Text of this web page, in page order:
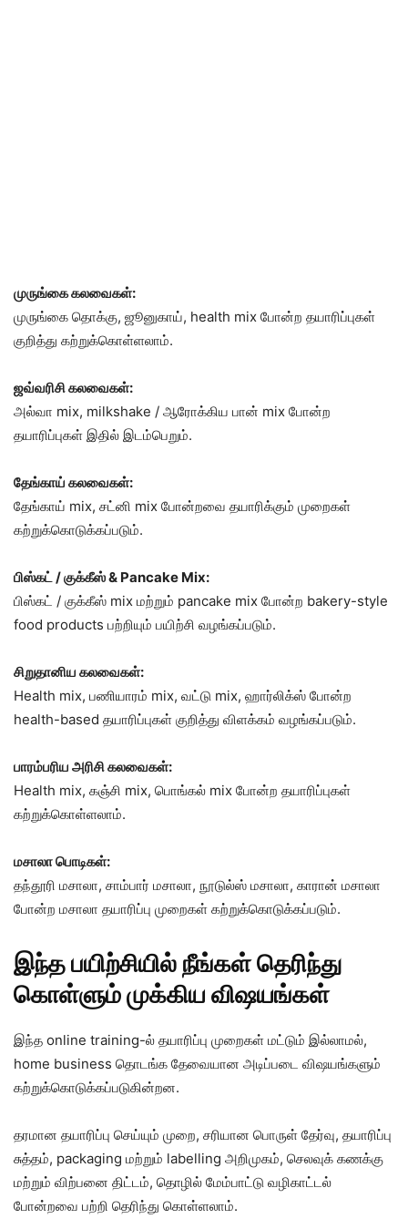
முருங்கை கலவைகள்:
முருங்கை தொக்கு, ஜூனுகாய், health mix போன்ற தயாரிப்புகள்
குறித்து கற்றுக்கொள்ளலாம்.
ஜவ்வரிசி கலவைகள்:
அல்வா mix, milkshake / ஆரோக்கிய பான் mix போன்ற
தயாரிப்புகள் இதில் இடம்பெறும்.
தேங்காய் கலவைகள்:
தேங்காய் mix, சட்னி mix போன்றவை தயாரிக்கும் முறைகள்
கற்றுக்கொடுக்கப்படும்.
பிஸ்கட் / குக்கீஸ் & Pancake Mix:
பிஸ்கட் / குக்கீஸ் mix மற்றும் pancake mix போன்ற bakery-style
food products பற்றியும் பயிற்சி வழங்கப்படும்.
சிறுதானிய கலவைகள்:
Health mix, பணியாரம் mix, வட்டு mix, ஹார்லிக்ஸ் போன்ற
health-based தயாரிப்புகள் குறித்து விளக்கம் வழங்கப்படும்.
பாரம்பரிய அரிசி கலவைகள்:
Health mix, கஞ்சி mix, பொங்கல் mix போன்ற தயாரிப்புகள்
கற்றுக்கொள்ளலாம்.
மசாலா பொடிகள்:
தந்தூரி மசாலா, சாம்பார் மசாலா, நூடுல்ஸ் மசாலா, காரான் மசாலா
போன்ற மசாலா தயாரிப்பு முறைகள் கற்றுக்கொடுக்கப்படும்.
இந்த பயிற்சியில் நீங்கள் தெரிந்து
கொள்ளும் முக்கிய விஷயங்கள்
இந்த online training-ல் தயாரிப்பு முறைகள் மட்டும் இல்லாமல்,
home business தொடங்க தேவையான அடிப்படை விஷயங்களும்
கற்றுக்கொடுக்கப்படுகின்றன.
தரமான தயாரிப்பு செய்யும் முறை, சரியான பொருள் தேர்வு, தயாரிப்பு
சுத்தம், packaging மற்றும் labelling அறிமுகம், செலவுக் கணக்கு
மற்றும் விற்பனை திட்டம், தொழில் மேம்பாட்டு வழிகாட்டல்
போன்றவை பற்றி தெரிந்து கொள்ளலாம்.